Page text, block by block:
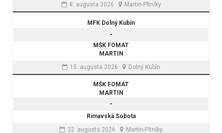
8. augusta 2026
Martin-Pltníky
MFK Dolný Kubín
-
MŠK FOMAT
MARTIN
15. augusta 2026
Dolný Kubín
MŠK FOMAT
MARTIN
-
Rimavská Sobota
22. augusta 2026
Martin-Pltníky